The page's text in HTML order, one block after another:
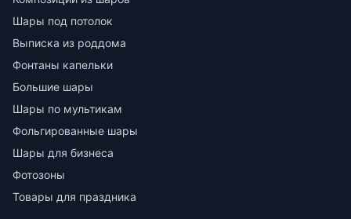
Шары под потолок
Выписка из роддома
Фонтаны капельки
Большие шары
Шары по мультикам
Фольгированные шары
Шары для бизнеса
Фотозоны
Товары для праздника